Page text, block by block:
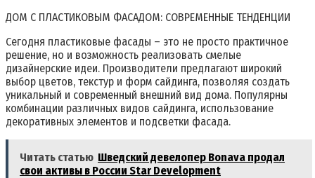
ДОМ С ПЛАСТИКОВЫМ ФАСАДОМ: СОВРЕМЕННЫЕ ТЕНДЕНЦИИ
Сегодня пластиковые фасады – это не просто практичное
решение, но и возможность реализовать смелые
дизайнерские идеи. Производители предлагают широкий
выбор цветов, текстур и форм сайдинга, позволяя создать
уникальный и современный внешний вид дома. Популярны
комбинации различных видов сайдинга, использование
декоративных элементов и подсветки фасада.
Читать статью Шведский девелопер Bonava продал
свои активы в России Star Development